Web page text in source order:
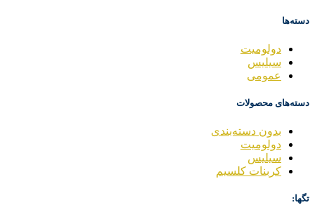
دسته‌ها
دولومیت
سیلیس
عمومی
دسته‌های محصولات
بدون دسته‌بندی
دولومیت
سیلیس
کربنات کلسیم
تگها: